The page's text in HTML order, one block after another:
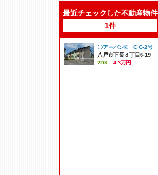
最近チェックした不動産物件
1件
〇アーバンK C C-2号
八戸市下長８丁目6-19
2DK
4.3万円